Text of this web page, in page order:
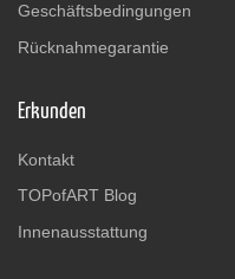
Geschäftsbedingungen
Rücknahmegarantie
Erkunden
Kontakt
TOPofART Blog
Innenausstattung